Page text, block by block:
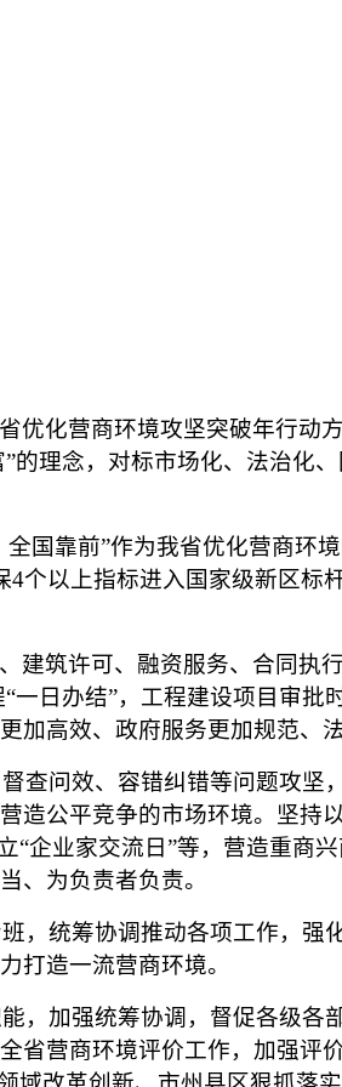
优化营商环境攻坚突破年行动
理念，对标市场化、法治化
国靠前”作为我省优化营商环
个以上指标进入国家级新区标
筑许可、融资服务、合同执
日办结”，工程建设项目审
高效、政府服务更加规范、
查问效、容错纠错等问题攻坚
公平竞争的市场环境。坚持
企业家交流日”等，营造重商
、为负责者负责。
，统筹协调推动各项工作，强
打造一流营商环境。
，加强统筹协调，督促各级各
营商环境评价工作，加强评